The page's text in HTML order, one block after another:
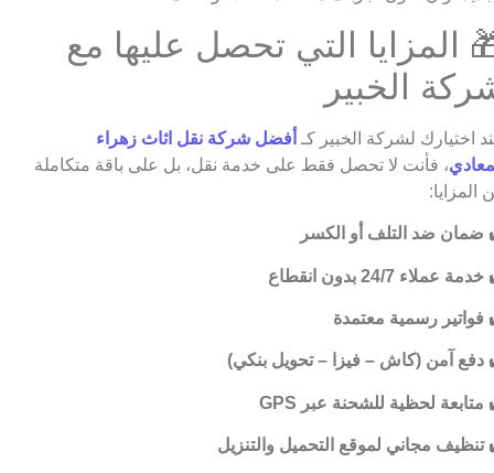
المزايا التي تحصل عليها مع
الخبير
اختيارك لشركة الخبير كـ أفضل شركة نقل اثاث زهراء
، فأنت لا تحصل فقط على خدمة نقل، بل على باقة متكاملة
المزايا:
ضمان ضد التلف أو الكسر
خدمة عملاء 24/7 بدون انقطاع
فواتير رسمية معتمدة
دفع آمن (كاش – فيزا – تحويل بنكي)
متابعة لحظية للشحنة عبر GPS
تنظيف مجاني لموقع التحميل والتنزيل